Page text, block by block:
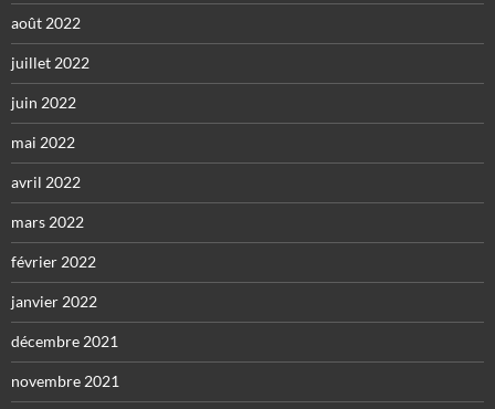
août 2022
juillet 2022
juin 2022
mai 2022
avril 2022
mars 2022
février 2022
janvier 2022
décembre 2021
novembre 2021